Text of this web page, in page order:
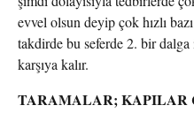
evvel olsun deyip çok hızlı
takdirde bu seferde 2. bir
karşıya kalır.
TARAMALAR;